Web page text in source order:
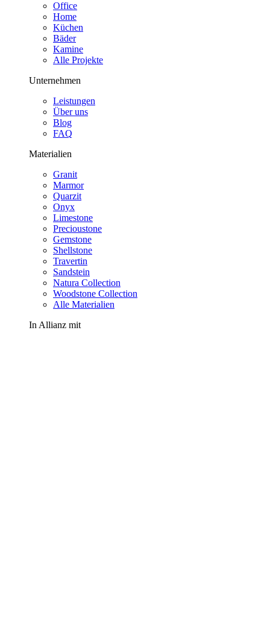
Office
Home
Küchen
Bäder
Kamine
Alle Projekte
Unternehmen
Leistungen
Über uns
Blog
FAQ
Materialien
Granit
Marmor
Quarzit
Onyx
Limestone
Precioustone
Gemstone
Shellstone
Travertin
Sandstein
Natura Collection
Woodstone Collection
Alle Materialien
In Allianz mit